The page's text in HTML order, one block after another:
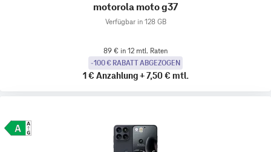
motorola moto g37
Verfügbar in 128 GB
89 € in 12 mtl. Raten
-100 € RABATT ABGEZOGEN
1 € Anzahlung+7,50 € mtl.